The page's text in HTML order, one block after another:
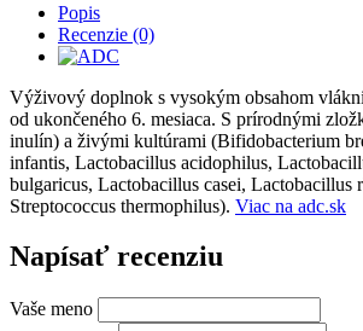
Popis
Recenzie (0)
Výživový doplnok s vysokým obsahom
od ukončeného 6. mesiaca. S prírodnými
inulín) a živými kultúrami (Bifidobacterium
infantis, Lactobacillus acidophilus,
bulgaricus, Lactobacillus casei, Lactobacillus
Streptococcus thermophilus). Viac na adc.sk
Napísať recenziu
Vaše meno